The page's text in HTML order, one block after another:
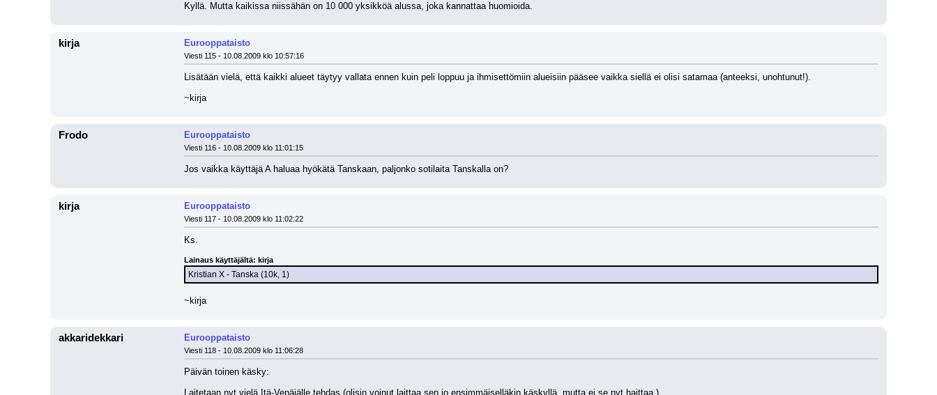
Kyllä. Mutta kaikissa niissähän on 10 000 yksikköä alussa, joka kannattaa huomioida.
kirja Eurooppataisto
Viesti 115 - 10.08.2009 klo 10:57:16
Lisätään vielä, että kaikki alueet täytyy vallata ennen kuin peli loppuu ja ihmisettömiin alueisiin pääsee vaikka siellä ei olisi satamaa (anteeksi, unohtunut!).
~kirja
Frodo Eurooppataisto
Viesti 116 - 10.08.2009 klo 11:01:15
Jos vaikka käyttäjä A haluaa hyökätä Tanskaan, paljonko sotilaita Tanskalla on?
kirja Eurooppataisto
Viesti 117 - 10.08.2009 klo 11:02:22
Ks.
Lainaus käyttäjältä: kirja
Kristian X - Tanska (10k, 1)
~kirja
akkaridekkari Eurooppataisto
Viesti 118 - 10.08.2009 klo 11:06:28
Päivän toinen käsky:
Laitetaan nyt vielä Itä-Venäjälle tehdas (olisin voinut laittaa sen jo ensimmäiselläkin käskyllä, mutta ei se nyt haittaa.)